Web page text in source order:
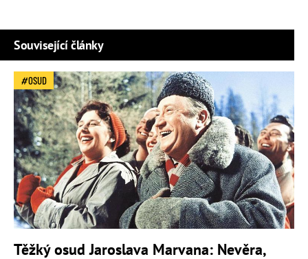
Související články
OSUD
Těžký osud Jaroslava Marvana: Nevěra,